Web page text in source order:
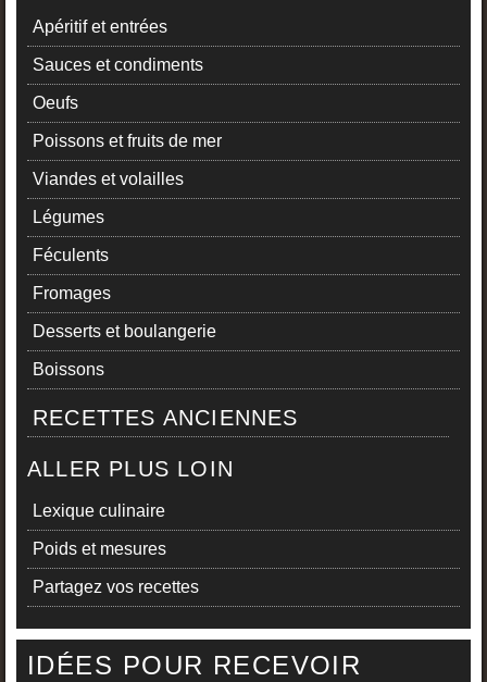
Apéritif et entrées
Sauces et condiments
Oeufs
Poissons et fruits de mer
Viandes et volailles
Légumes
Féculents
Fromages
Desserts et boulangerie
Boissons
RECETTES ANCIENNES
ALLER PLUS LOIN
Lexique culinaire
Poids et mesures
Partagez vos recettes
IDÉES POUR RECEVOIR